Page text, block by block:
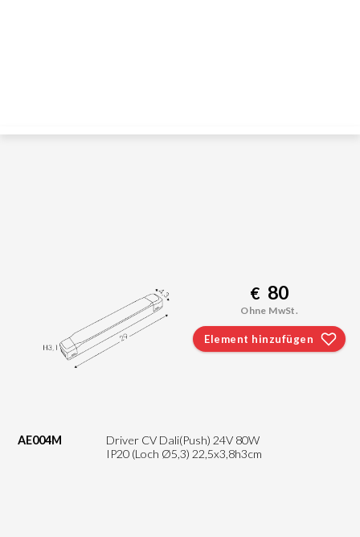
AE004M
Driver CV Dali(Push) 24V 80W
IP20 (Loch Ø5,3) 22,5x3,8h3cm
€ 80
Ohne MwSt.
Element hinzufügen